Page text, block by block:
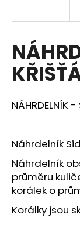
NÁHRDELNÍK -
Náhrdelník
Náhrdelník
průměru
korálek o
Korálky jsou
í
t
?
D
p